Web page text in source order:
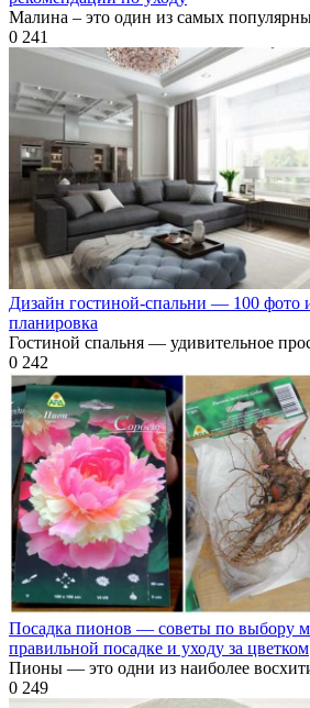
Малина – это один из самых
0 241
Дизайн гостиной-спальни — 100 фото
планировка
Гостиной спальня — удивительное
0 242
Посадка пионов — советы по выбору
правильной посадке и уходу за цветком
Пионы — это одни из наиболее
0 249